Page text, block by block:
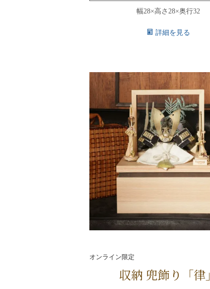
幅28×高さ28×奥行32
詳細を見る
オンライン限定
収納 兜飾り「律」